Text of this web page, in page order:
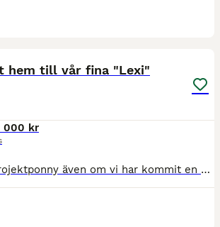
hem till vår fina "Lexi"
000 kr
Lexi säljer som Projektponny även om vi har kommit en bra bit med henne så får vi inse att hon behöver ett lugnare hem och sin egen människa. Hon behöver en erfaren familj som kan jobba vidare med hen